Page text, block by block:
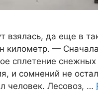
взялась, да еще в
километр. —
сплетение
и сомнений не
человек. Лесовоз, …